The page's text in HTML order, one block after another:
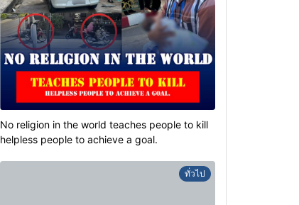
No religion in the world teaches people to kill
helpless people to achieve a goal.
ทั่วไป